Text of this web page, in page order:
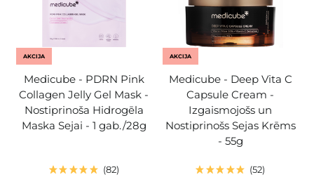
AKCIJA
Medicube - PDRN Pink
Collagen Jelly Gel Mask -
Nostiprinoša Hidrogēla
Maska Sejai - 1 gab./28g
82
AKCIJA
Medicube - Deep Vita C
Capsule Cream -
Izgaismojošs un
Nostiprinošs Sejas Krēms
- 55g
52